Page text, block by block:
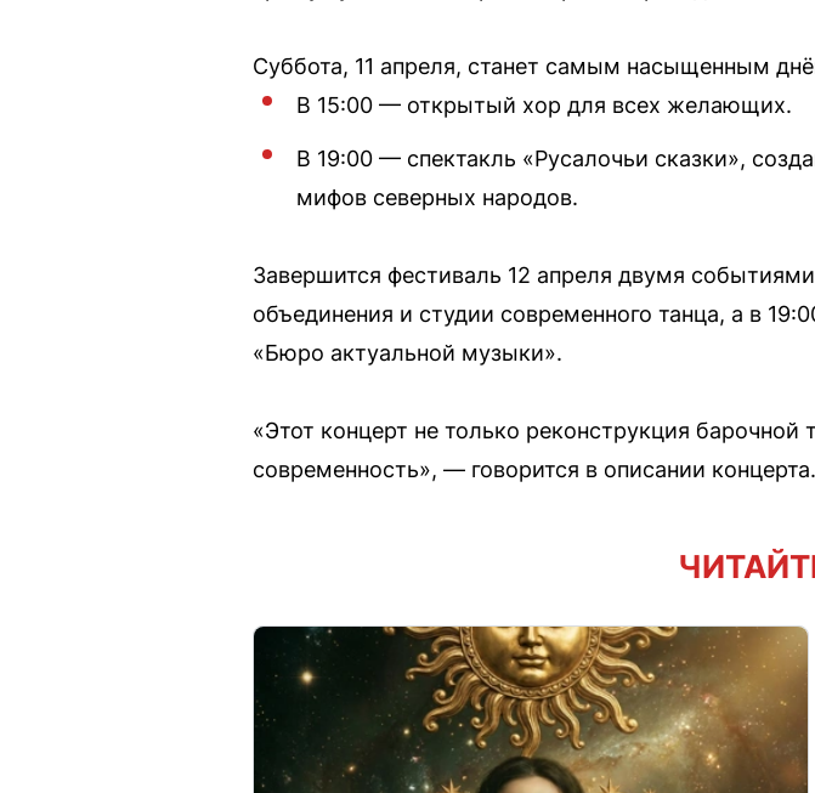
Суббота, 11 апреля, станет самым насыщенным
В 15:00 — открытый хор для всех желающих.
В 19:00 — спектакль «Русалочьи сказки»,
мифов северных народов.
Завершится фестиваль 12 апреля двумя
объединения и студии современного танца, а в
«Бюро актуальной музыки».
«Этот концерт не только реконструкция
современность», — говорится в описании концерта.